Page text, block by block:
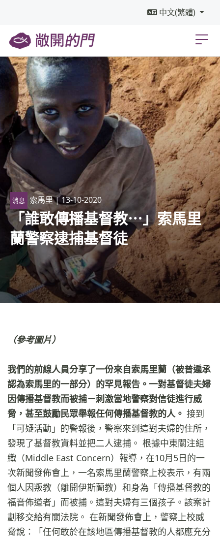
中文(繁體)
消息 索馬里| 13-10-2020
「誰敢傳播基督教⋯」索馬里
蘭警察逮捕基督徒
（參考圖片）
我們的前線人員分享了一份來自索馬里蘭（被普遍承
認為索馬里的一部分）的罕見報告。一對基督徒夫婦
因傳播基督教而被捕－刺激當地警察對信徒進行威
脅，甚至鼓勵民眾舉報任何傳播基督教的人。 接到
「可疑活動」的警報後，警察來到這對夫婦的住所，
發現了基督教資料並把二人逮捕。 根據中東關注組
織（Middle East Concern）報導，在10月5日的一
次新聞發佈會上，一名索馬里蘭警察上校表示，有兩
個人因叛教（離開伊斯蘭教）和身為「傳播基督教的
福音佈道者」而被捕。這對夫婦有三個孩子。該案計
劃移交給有關法院。 在新聞發佈會上，警察上校威
脅說：「任何敢於在該地區傳播基督教的人都應充分